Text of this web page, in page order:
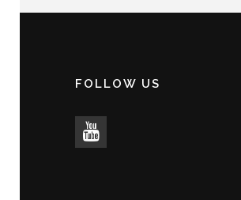
FOLLOW US